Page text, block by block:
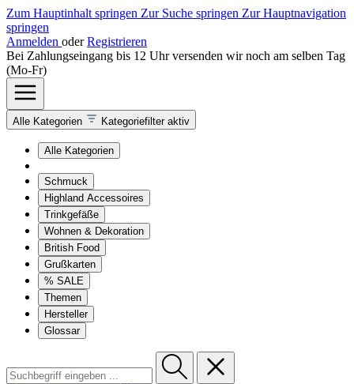
Zum Hauptinhalt springen Zur Suche springen Zur Hauptnavigation
springen
Anmelden oder Registrieren
Bei Zahlungseingang bis 12 Uhr versenden wir noch am selben Tag
(Mo-Fr)
Alle Kategorien Kategoriefilter aktiv
Alle Kategorien
Schmuck
Highland Accessoires
Trinkgefäße
Wohnen & Dekoration
British Food
Grußkarten
% SALE
Themen
Hersteller
Glossar